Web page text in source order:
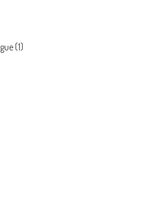
(1)